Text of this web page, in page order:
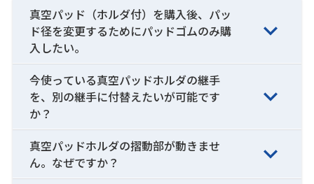
真空パッド（ホルダ付）を購入後、パッ
ド径を変更するためにパッドゴムのみ購
入したい。
今使っている真空パッドホルダの継手
を、別の継手に付替えたいが可能です
か？
真空パッドホルダの摺動部が動きませ
ん。なぜですか？